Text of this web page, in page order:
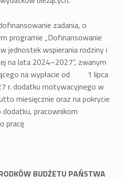
zadania, o
programie „Dofinansowanie
jednostek wspierania rodziny i
na lata 2024–2027”, zwanym
na wypłacie od 1 lipca
r. dodatku motywacyjnego w
miesięcznie oraz na pokrycie
pracownikom
pracę
BUDŻETU PAŃSTWA